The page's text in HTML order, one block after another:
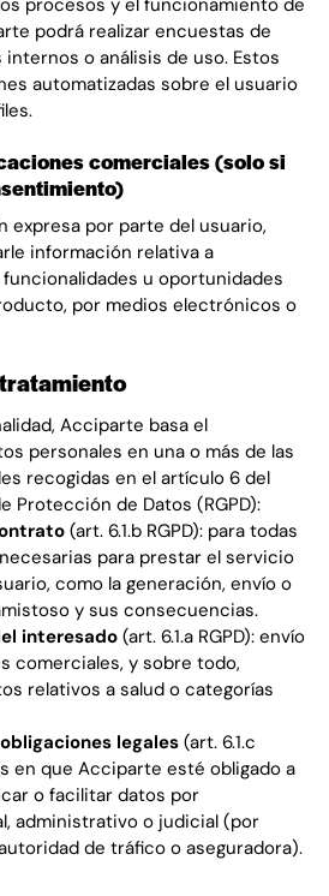
procesos y el funcionamiento de
podrá realizar encuestas de
o análisis de uso. Estos
automatizadas sobre el usuario
comerciales (solo si
expresa por parte del usuario,
información relativa a
u oportunidades
por medios electrónicos o
Acciparte basa el
personales en una o más de las
recogidas en el artículo 6 del
Protección de Datos (RGPD):
(art. 6.1.b RGPD): para todas
para prestar el servicio
como la generación, envío o
y sus consecuencias.
interesado(art. 6.1.a RGPD): envío
comerciales, y sobre todo,
relativos a salud o categorías
legales(art. 6.1.c
en que Acciparte esté obligado a
o facilitar datos por
administrativo o judicial (por
de tráfico o aseguradora).